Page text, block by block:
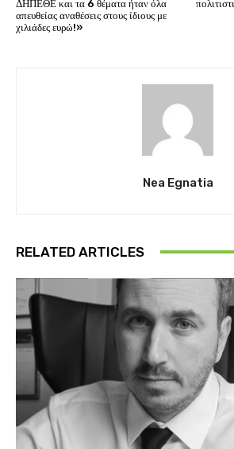
ΔΗΠΕΘΕ και τα 6 θέματα ήταν όλα
απευθείας αναθέσεις στους ίδιους με
χιλιάδες ευρώ!»
Nea Egnatia
RELATED ARTICLES